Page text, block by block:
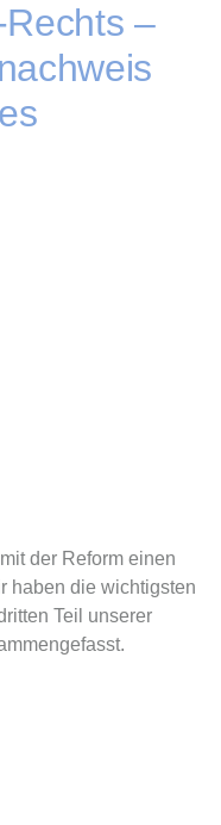
–
der Reform einen
haben die wichtigsten
Teil unserer